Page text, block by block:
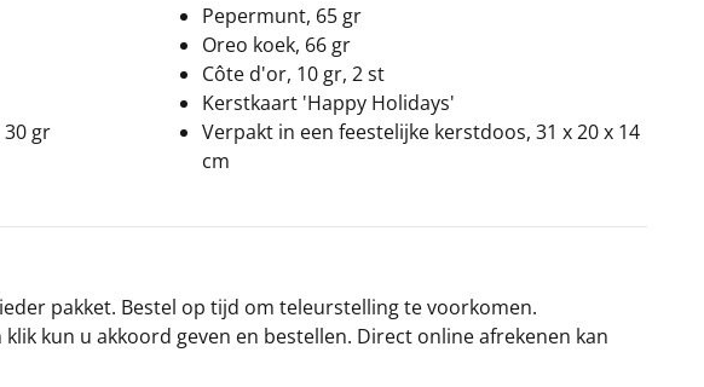
gr
Pepermunt, 65 gr
Oreo koek, 66 gr
Côte d'or, 10 gr, 2 st
Kerstkaart 'Happy Holidays'
Verpakt in een feestelijke kerstdoos, 31 x 20 x 14
cm
pakket. Bestel op tijd om teleurstelling te voorkomen.
kun u akkoord geven en bestellen. Direct online afrekenen kan